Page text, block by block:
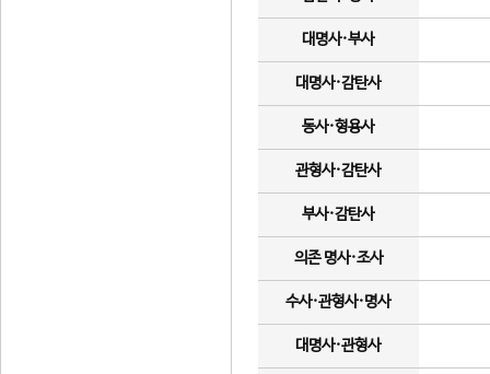
대명사·부사
대명사·감탄사
동사·형용사
관형사·감탄사
부사·감탄사
의존 명사·조사
수사·관형사·명사
대명사·관형사